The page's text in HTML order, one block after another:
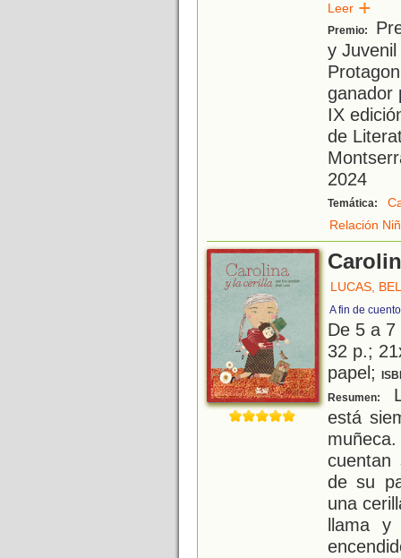
Leer
Premio:
y
ganador
IX
de
2024
Temática:
Relación
LUCAS,
A fin de
De 5 a
32 p.;
papel;
Resumen:
está
de su
una
llama